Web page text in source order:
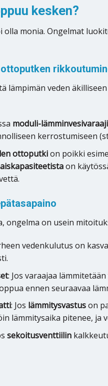
kesken?
olla monia. Ongelmat
lämpimän veden
moduli-
kerrostumiseen
ottoputkion poikki
on
ongelma on usein
vedenkulutus on
: Jos varaajaa
ennen seuraavaa
: Jos lämmitysvastuson
lämmitysaika pitenee, ja
sekoitusventtiilin